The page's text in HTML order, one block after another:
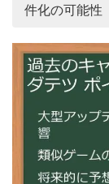
件化の可能性